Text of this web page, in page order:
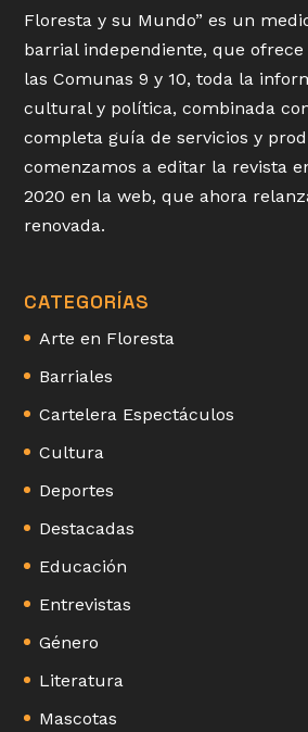
Floresta y su Mundo” es un
barrial independiente, que ofrece
las Comunas 9 y 10, toda la
cultural y política, combinada
completa guía de servicios y
comenzamos a editar la revista
2020 en la web, que ahora
renovada.
CATEGORÍAS
Arte en Floresta
Barriales
Cartelera Espectáculos
Cultura
Deportes
Destacadas
Educación
Entrevistas
Género
Literatura
Mascotas